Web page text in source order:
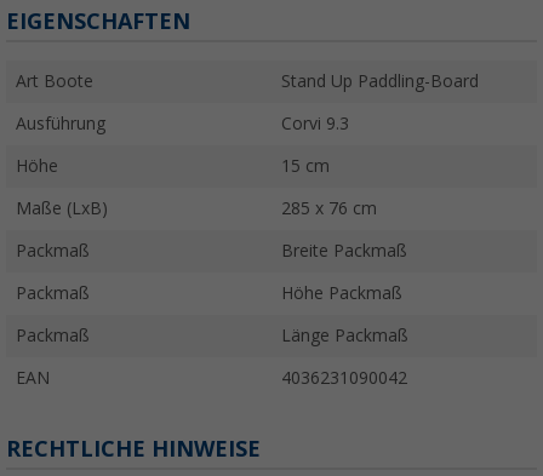
EIGENSCHAFTEN
Art Boote Stand Up Paddling-Board
Ausführung Corvi 9.3
Höhe 15 cm
Maße (LxB) 285 x 76 cm
Packmaß Breite Packmaß
Packmaß Höhe Packmaß
Packmaß Länge Packmaß
EAN 4036231090042
RECHTLICHE HINWEISE